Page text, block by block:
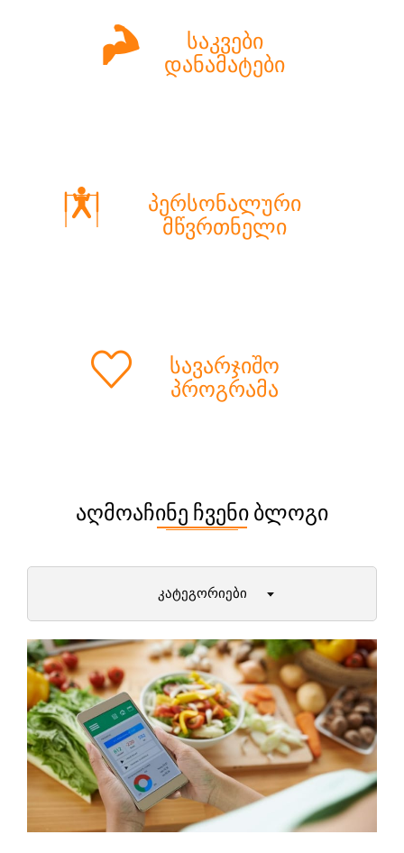
საკვები
დანამატები
პერსონალური
მწვრთნელი
სავარჯიშო
პროგრამა
ᲐᲦᲛᲝᲐᲩᲘᲜᲔ ᲩᲕᲔᲜᲘ ᲑᲚᲝᲒᲘ
ᲙᲐᲢᲔᲒᲝᲠᲘᲔᲑᲘ
პირველი ნაბიჯები ფიტნესში
ქალბატონები (12+)
მამაკაცები
ამბები ფიტნეს სამყაროდან
მეცნიერული ექსპერიმენტები
ინტერვიუ
ცნობილი ადამიანები გვირჩევენ